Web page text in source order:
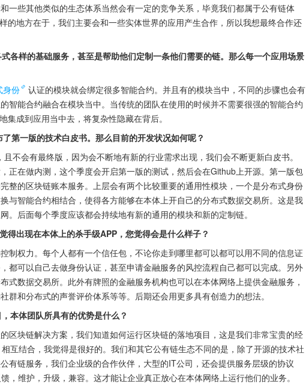
一些其他类似的生态体系当然会有一定的竞争关系，毕竟我们都属于公有链体
的地方在于，我们主要会和一些实体世界的应用产生合作，所以我想最终合作还
各样的基础服务，甚至是帮助他们定制一条他们需要的链。那么每一个应用场景
身份
认证的模块就会绑定很多智能合约。并且有的模块当中，不同的步骤也会有
智能合约融合在模块当中。当传统的团队在使用的时候并不需要很强的智能合约
集成到应用当中去，将复杂性隐藏在背后。
第一版的技术白皮书。那么目前的开发状况如何呢？
不会有最终版，因为会不断地有新的行业需求出现，我们会不断更新白皮书。
正在做内测，这个季度会开启第一版的测试，然后会在Github上开源。第一版包
整的区块链账本服务。上层会有两个比较重要的通用性模块，一个是分布式身份
与智能合约相结合，使得各方能够在本体上开自己的分布式数据交易所。这是我
。后面每个季度应该都会持续地有新的通用的模块和新的定制链。
出现在本体上的杀手级APP，您觉得会是什么样子？
制权力。每个人都有一个信任包，不论你走到哪里都可以都可以用不同的信息证
都可以自己去做身份认证，甚至申请金融服务的风控流程自己都可以完成。另外
式数据交易所。此外有牌照的金融服务机构也可以在本体网络上提供金融服务，
群和分布式的声誉评价体系等等。后期还会用更多具有创造力的想法。
本体团队所具有的优势是什么？
区块链解决方案，我们知道如何运行区块链的落地项目，这是我们非常宝贵的经
互结合，我觉得是很好的。我们和其它公有链生态不同的是，除了开源的技术社
有链服务，我们企业级的合作伙伴，大型的IT公司，还会提供服务层级的协议
，维护，升级，兼容。这才能让企业真正放心在本体网络上运行他们的业务。